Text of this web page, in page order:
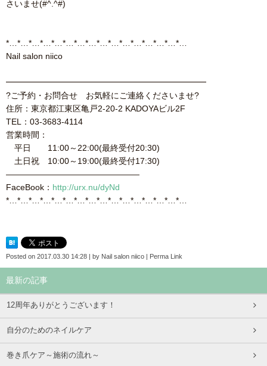
さいませ(#^.^#)
*…*…*…*…*…*…*…*…*…*…*…*…*…*…*…*…
Nail salon niico
━━━━━━━━━━━━━━━━━━━━━━━━
?ご予約・お問合せ お気軽にご連絡くださいませ?
住所：東京都江東区亀戸2-20-2 KADOYAビル2F
TEL：03-3683-4114
営業時間：
平日 11:00～22:00(最終受付20:30)
土日祝 10:00～19:00(最終受付17:30)
————————————————
FaceBook： http://urx.nu/dyNd
*…*…*…*…*…*…*…*…*…*…*…*…*…*…*…*…
Posted on 2017.03.30 14:28 | by Nail salon niico | Perma Link
最新の記事
12周年ありがとうございます！
自分のためのネイルケア
巻き爪ケア～施術の流れ～